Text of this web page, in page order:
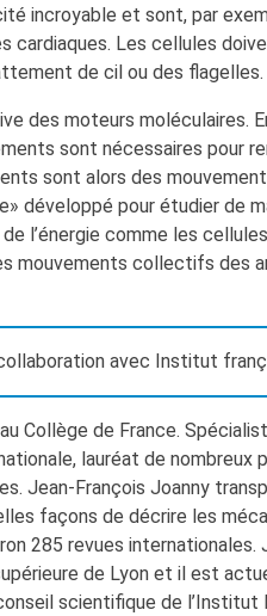
incroyable et sont, par
Les cellules
de cil ou des flagelles.
des moteurs moléculaires.
sont nécessaires pour
sont alors des
développé pour étudier de
l’énergie comme les
mouvements collectifs des
avec Institut
Collège de France.
lauréat de nombreux
Jean-François Joanny
façons de décrire les
285 revues internationales.
de Lyon et il est
scientifique de l’Institut